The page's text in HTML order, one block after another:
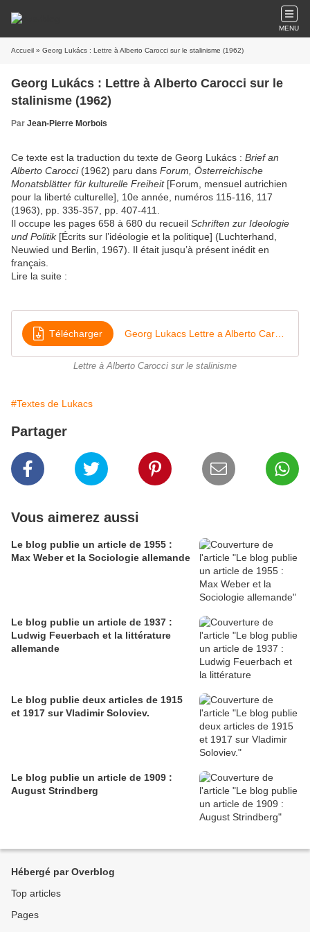
MENU
Accueil » Georg Lukács : Lettre à Alberto Carocci sur le stalinisme (1962)
Georg Lukács : Lettre à Alberto Carocci sur le
stalinisme (1962)
Par Jean-Pierre Morbois
Ce texte est la traduction du texte de Georg Lukács : Brief an
Alberto Carocci (1962) paru dans Forum, Österreichische
Monatsblätter für kulturelle Freiheit[Forum, mensuel autrichien
pour la liberté culturelle], 10e année, numéros 115-116, 117
(1963), pp. 335-357, pp. 407-411.
Il occupe les pages 658 à 680 du recueil Schriften zur Ideologie
und Politik[Écrits sur l’idéologie et la politique] (Luchterhand,
Neuwied und Berlin, 1967). Il était jusqu’à présent inédit en
français.
Lire la suite :
Télécharger
Lettre à Alberto Carocci sur le stalinisme
#Textes de Lukacs
Partager
Vous aimerez aussi
Le blog publie un article de 1955 :
Max Weber et la Sociologie allemande
Le blog publie un article de 1937 :
Ludwig Feuerbach et la littérature
allemande
Le blog publie deux articles de 1915
et 1917 sur Vladimir Soloviev.
Le blog publie un article de 1909 :
August Strindberg
Hébergé par Overblog
Top articles
Pages